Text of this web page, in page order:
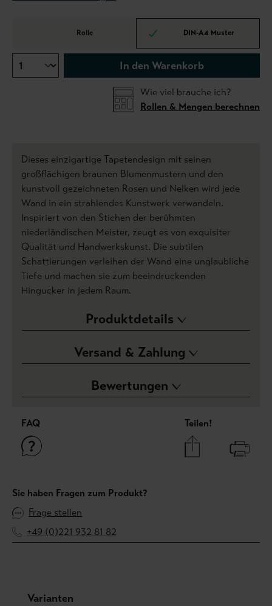
Rolle DIN-A4 Muster
In den Warenkorb
Wie viel brauche ich?
Rollen & Mengen berechnen
Dieses einzigartige Tapetendesign mit seinen
großflächigen braunen Blumenmustern und den
kunstvoll gezeichneten Rosen und Nelken wird jede
Wand in ein strahlendes Kunstwerk verwandeln.
Inspiriert von den Stichen der berühmten
niederländischen Meister, zeugt es von exquisiter
Qualität und Handwerkskunst. Die subtilen
Schattierungen verleihen der Wand eine unglaubliche
Tiefe und machen sie zum beeindruckenden
Hingucker in jedem Raum.
Produktdetails
Versand & Zahlung
Bewertungen
FAQ Teilen!
Sie haben Fragen zum Produkt?
Frage stellen
+49 (0)221 932 81 82
Produktgalerie überspringen
Varianten